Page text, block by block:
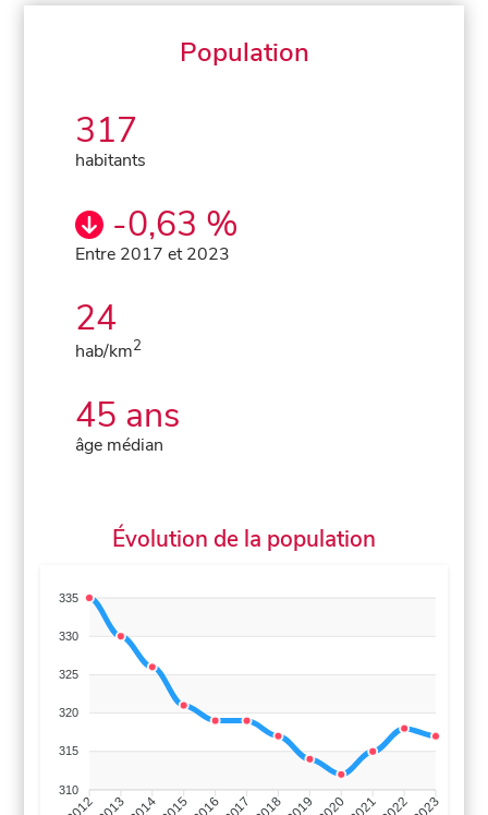
Population
317
habitants
-0,63 %
Entre 2017 et 2023
24
hab/km2
45 ans
âge médian
Évolution de la population
335
330
325
320
315
310